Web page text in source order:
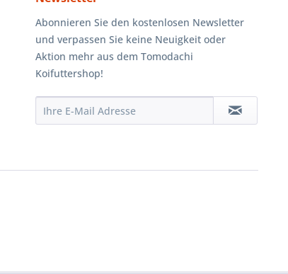
Abonnieren Sie den kostenlosen Newsletter
und verpassen Sie keine Neuigkeit oder
Aktion mehr aus dem Tomodachi
Koifuttershop!